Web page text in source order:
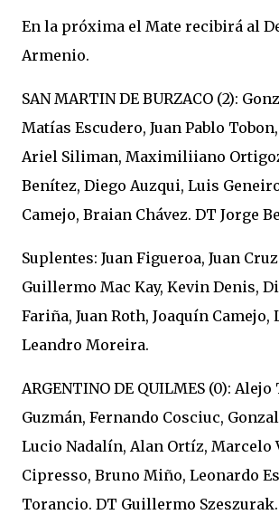
En la próxima el Mate recibirá al
Armenio.
SAN MARTIN DE BURZACO (2):
Matías Escudero, Juan Pablo
Ariel Siliman, Maximiliiano
Benítez, Diego Auzqui, Luis
Camejo, Braian Chávez. DT Jorge
Suplentes: Juan Figueroa, Juan
Guillermo Mac Kay, Kevin Denis,
Fariña, Juan Roth, Joaquín Camejo,
Leandro Moreira.
ARGENTINO DE QUILMES (0):
Guzmán, Fernando Cosciuc,
Lucio Nadalín, Alan Ortíz, Marcelo
Cipresso, Bruno Miño, Leonardo
Torancio. DT Guillermo Szeszurak.